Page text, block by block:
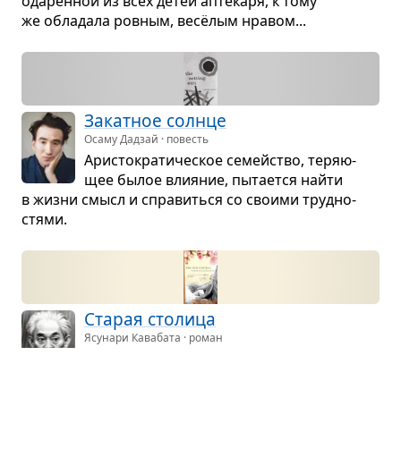
же обла­дала ров­ным, весёлым нра­вом...
Закат­ное солнце
Осаму Дадзай · повесть
Ари­сто­кра­ти­че­ское семейство, теря­ю­
щее былое вли­я­ние, пыта­ется найти
в жизни смысл и спра­виться со сво­ими труд­но­
стями.
Ста­рая сто­лица
Ясунари Кавабата · роман